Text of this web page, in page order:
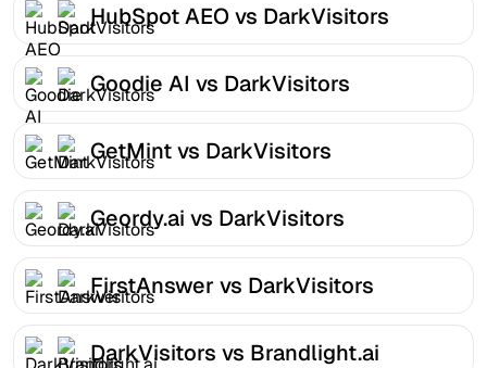
HubSpot AEO vs DarkVisitors
Goodie AI vs DarkVisitors
GetMint vs DarkVisitors
Geordy.ai vs DarkVisitors
FirstAnswer vs DarkVisitors
DarkVisitors vs Brandlight.ai